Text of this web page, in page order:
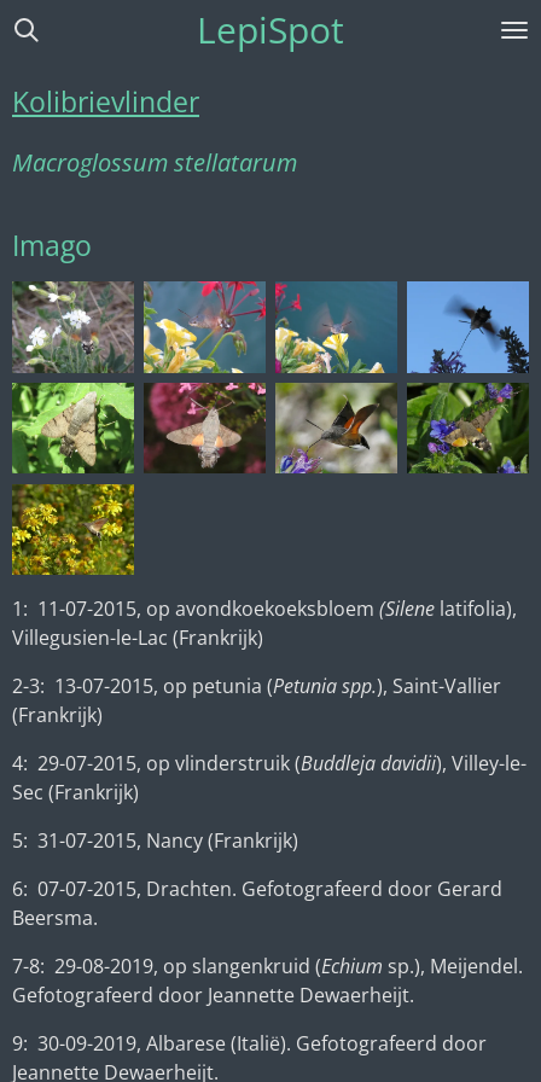
Ga
de
LepiSpot
Kolibrievlinder
Macroglossum stellatarum
Imago
1: 11-07-2015, op avondkoekoeksbloem (Silene latifolia),
Villegusien-le-Lac (Frankrijk)
2-3: 13-07-2015, op petunia (Petunia spp.), Saint-Vallier
(Frankrijk)
4: 29-07-2015, op vlinderstruik (Buddleja davidii), Villey-le-
Sec (Frankrijk)
5: 31-07-2015, Nancy (Frankrijk)
6: 07-07-2015, Drachten. Gefotografeerd door Gerard
Beersma.
7-8: 29-08-2019, op slangenkruid (Echium sp.), Meijendel.
Gefotografeerd door Jeannette Dewaerheijt.
9: 30-09-2019, Albarese (Italië). Gefotografeerd door
Jeannette Dewaerheijt.